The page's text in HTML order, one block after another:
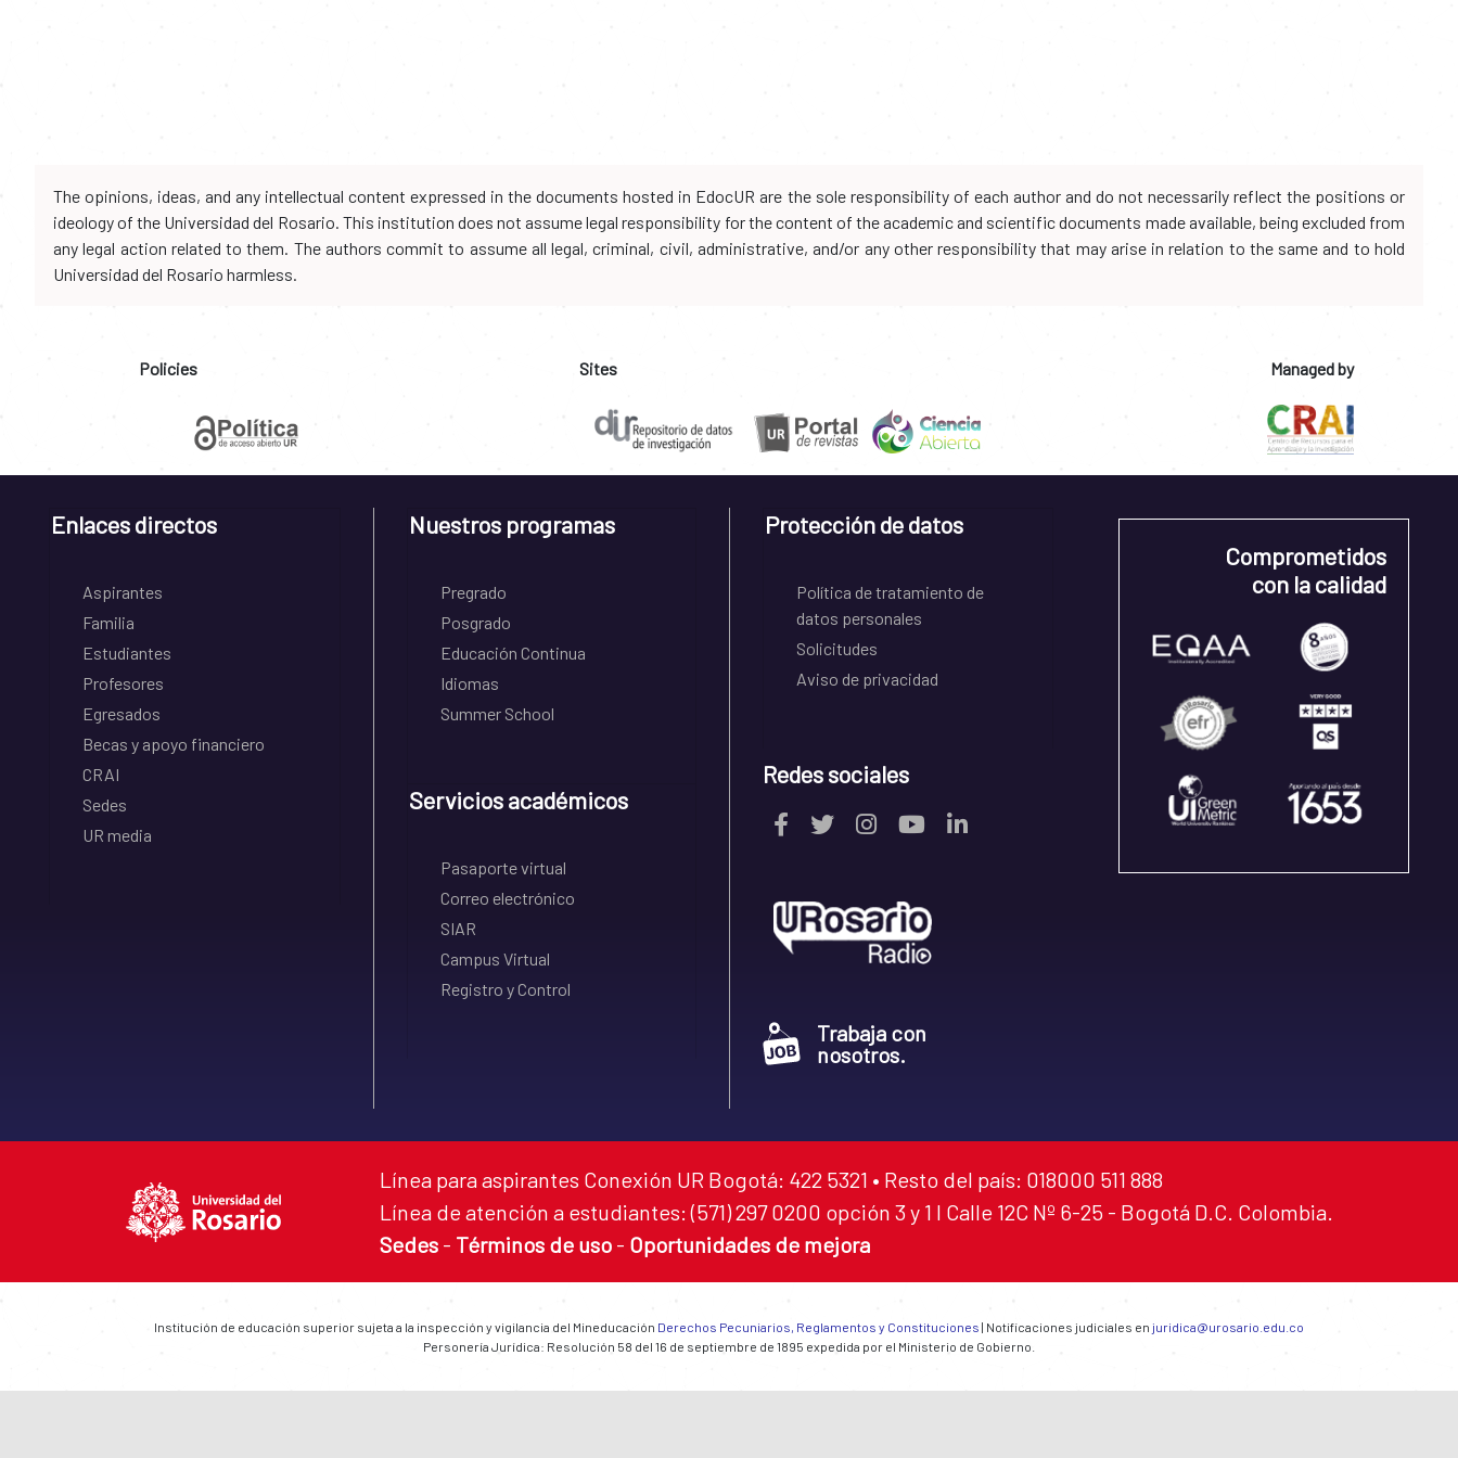
The opinions, ideas, and any intellectual content expressed in the documents hosted in EdocUR are the sole responsibility of each author and do not necessarily reflect the positions or
ideology of the Universidad del Rosario. This institution does not assume legal responsibility for the content of the academic and scientific documents made available, being excluded from
any legal action related to them. The authors commit to assume all legal, criminal, civil, administrative, and/or any other responsibility that may arise in relation to the same and to hold
Universidad del Rosario harmless.
Policies Sites Managed by
Enlaces directos
Aspirantes
Familia
Estudiantes
Profesores
Egresados
Becas y apoyo financiero
CRAI
Sedes
UR media
Nuestros programas
Pregrado
Posgrado
Educación Continua
Idiomas
Summer School
Servicios académicos
Pasaporte virtual
Correo electrónico
SIAR
Campus Virtual
Registro y Control
Protección de datos
Política de tratamiento de
datos personales
Solicitudes
Aviso de privacidad
Redes sociales
Trabaja con
nosotros.
Comprometidos
con la calidad
Línea para aspirantes Conexión UR Bogotá: 422 5321 • Resto del país: 018000 511 888
Línea de atención a estudiantes: (571) 297 0200 opción 3 y 1 I Calle 12C Nº 6-25 - Bogotá D.C. Colombia.
Sedes - Términos de uso - Oportunidades de mejora
Institución de educación superior sujeta a la inspección y vigilancia del Mineducación Derechos Pecuniarios, Reglamentos y Constituciones | Notificaciones judiciales en juridica@urosario.edu.co
Personería Jurídica: Resolución 58 del 16 de septiembre de 1895 expedida por el Ministerio de Gobierno.